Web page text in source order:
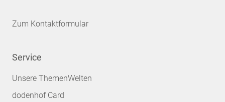
Zum Kontaktformular
Service
Unsere ThemenWelten
dodenhof Card